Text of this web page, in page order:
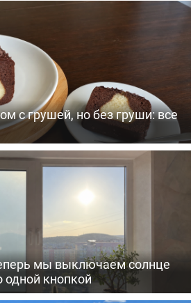
с грушей, но без груши: все
мы выключаем солнце
одной кнопкой